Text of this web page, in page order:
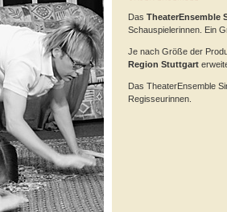
Das TheaterEnsemble
Schauspielerinnen. Ein
Je nach Größe der
Region Stuttgart
Das TheaterEnsemble
Regisseurinnen.